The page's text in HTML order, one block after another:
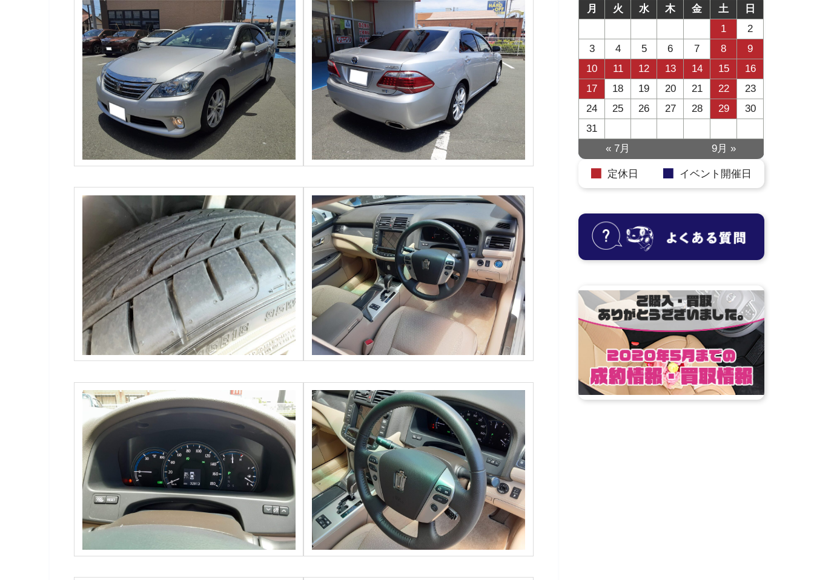
月
火 水 木 金 土
日
1
2
3
4 5 6 7 8
9
10
11 12 13 14 15
16
17
18 19 20 21 22
23
24
25 26 27 28 29
30
31
« 7月
9月 »
定休日 イベント開催日